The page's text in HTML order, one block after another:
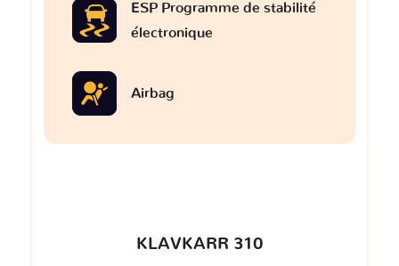
ESP Programme de stabilité
électronique
Airbag
KLAVKARR 310